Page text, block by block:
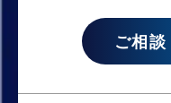
ご相